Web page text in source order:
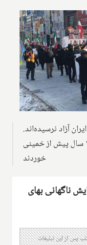
آزاد نرسیده‌اند.
شاید علتش شکستی است که ۴۰ سال پیش از خمینی
خوردند
ناگهانی بهای
پس از این تبلیغات